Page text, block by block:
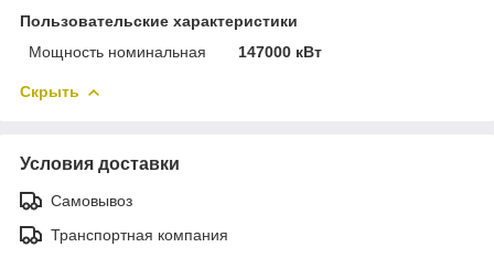
Пользовательские характеристики
Мощность номинальная
147000 кВт
Скрыть
Условия доставки
Самовывоз
Транспортная компания